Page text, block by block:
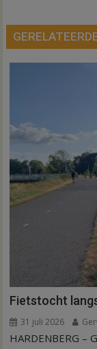
Fietstocht
31 juli 2026
HARDENBERG –